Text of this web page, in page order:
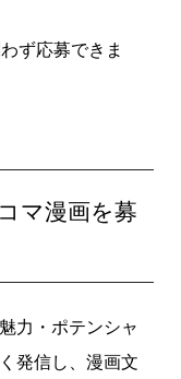
ず応募できま
マ漫画を募
力・ポテンシャ
発信し、漫画文